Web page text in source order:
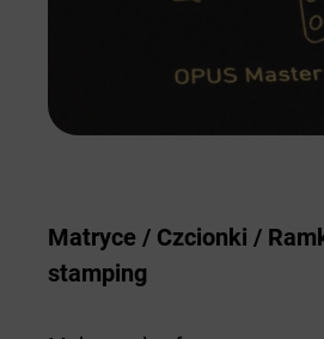
Matryce / Czcionki /
stamping